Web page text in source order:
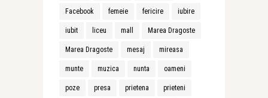
Facebook femeie fericire iubire
iubit liceu mall Marea Dragoste
Marea Dragoste mesaj mireasa
munte muzica nunta oameni
poze presa prietena prieteni